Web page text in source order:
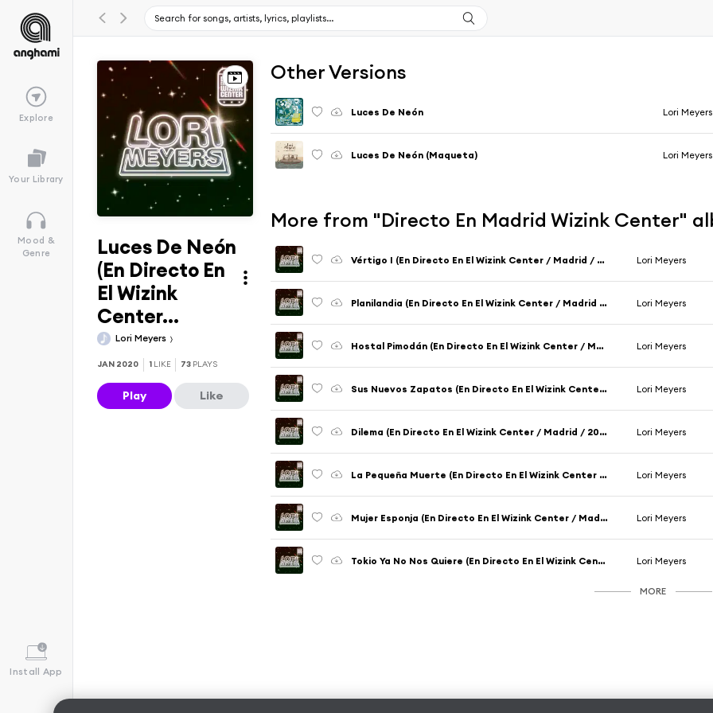
Explore
Your Library
Mood &
Genre
Install App
Luces De Neón
(En Directo En
El Wizink
Center...
Lori Meyers
JAN 2020 1 LIKE 73 PLAYS
Play Like
Other Versions
Luces De Neón Lori Meyers
Luces De Neón (Maqueta) Lori Meyers
More from "Directo En Madrid Wizink Center"
Vértigo I (En Directo En El Wizink Center / Madrid / 2018) Lori Meyers
Planilandia (En Directo En El Wizink Center / Madrid / 2018) Lori Meyers
Hostal Pimodán (En Directo En El Wizink Center / Madrid / 2018) Lori Meyers
Sus Nuevos Zapatos (En Directo En El Wizink Center / Madrid / 2018) Lori Meyers
Dilema (En Directo En El Wizink Center / Madrid / 2018) Lori Meyers
La Pequeña Muerte (En Directo En El Wizink Center / Madrid / 2018) Lori Meyers
Mujer Esponja (En Directo En El Wizink Center / Madrid / 2018) Lori Meyers
Tokio Ya No Nos Quiere (En Directo En El Wizink Center / Madrid / 2018) Lori Meyers
MORE